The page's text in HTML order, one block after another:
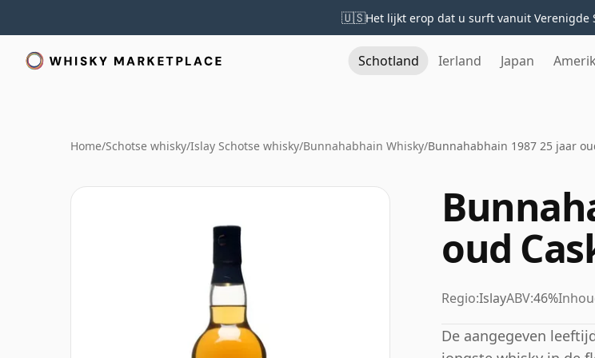
🇺🇸Het lijkt erop dat u surft vanuit Verenigde
Schotland Ierland Japan
Home/Schotse whisky/Islay Schotse whisky/Bunnahabhain Whisky/Bunnahabhain 1987 25 jaar
oud
Regio:IslayABV:46%
De aangegeven